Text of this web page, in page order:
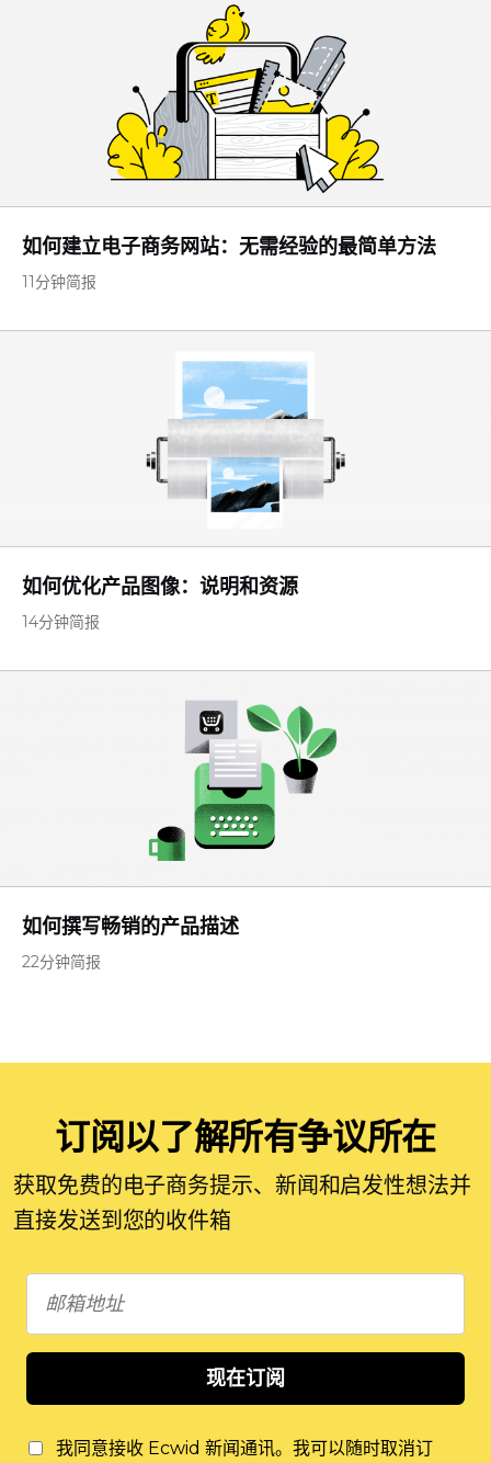
如何建立电子商务网站：无需经验的最简单方法
11分钟简报
如何优化产品图像：说明和资源
14分钟简报
如何撰写畅销的产品描述
22分钟简报
订阅以了解所有争议所在
获取免费的电子商务提示、新闻和启发性想法并
直接发送到您的收件箱
现在订阅
我同意接收 Ecwid 新闻通讯。我可以随时取消订